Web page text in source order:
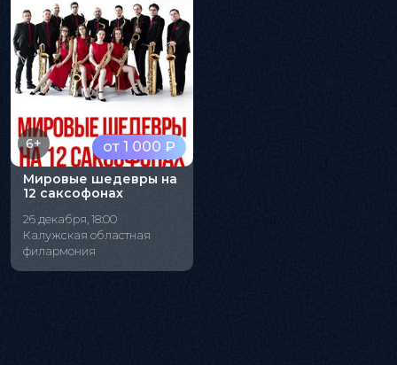
от 1 000 ₽
6+
Мировые шедевры на
12 саксофонах
26 декабря, 18:00
Калужская областная
филармония